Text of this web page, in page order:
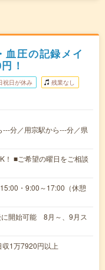
圧の記録メイ
！
祝日が休み 残業なし
分／用宗駅から---分／県
！ ■ご希望の曜日をご相談
・9:00～17:00（休憩
開始可能 8月～、9月ス
1万7920円以上